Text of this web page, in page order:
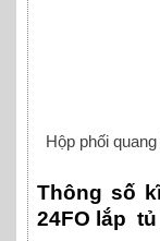
Hộp phối
Thông số
24FO lắp tủ